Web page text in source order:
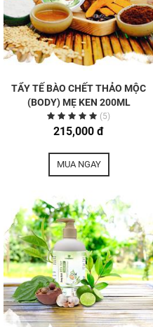
TẨY TẾ BÀO CHẾT THẢO MỘC
(BODY) MẸ KEN 200ML
(5)
215,000 đ
MUA NGAY